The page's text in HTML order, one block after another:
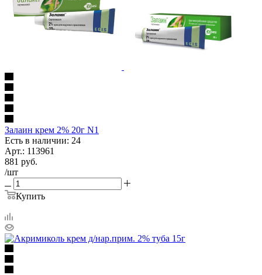
Залаин крем 2% 20г N1
Есть в наличии: 24
Арт.: 113961
881 руб.
/шт
Купить